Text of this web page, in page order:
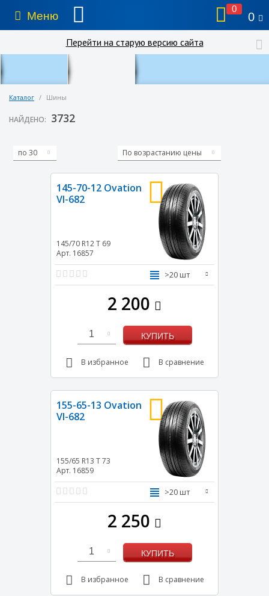
Меню
0
0
Перейти на старую версию сайта
Каталог / Шины
НАЙДЕНО: 3732
по 30 По возрастанию цены
145-70-12 Ovation
VI-682
145/70 R12T 69
Арт. 16857
>20 шт
2 200
1 КУПИТЬ
В избранное В сравнение
155-65-13 Ovation
VI-682
155/65 R13 T73
Арт. 16859
>20 шт
2 250
1 КУПИТЬ
В избранное В сравнение